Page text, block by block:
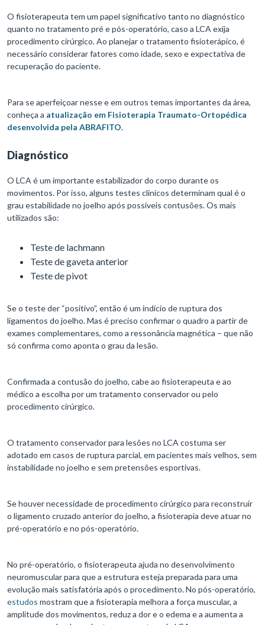
O fisioterapeuta tem um papel significativo tanto no diagnóstico
quanto no tratamento pré e pós-operatório, caso a LCA exija
procedimento cirúrgico. Ao planejar o tratamento fisioterápico, é
necessário considerar fatores como idade, sexo e expectativa de
recuperação do paciente.
Para se aperfeiçoar nesse e em outros temas importantes da área,
conheça a atualização em Fisioterapia Traumato-Ortopédica
desenvolvida pela ABRAFITO.
Diagnóstico
O LCA é um importante estabilizador do corpo durante os
movimentos. Por isso, alguns testes clínicos determinam qual é o
grau estabilidade no joelho após possíveis contusões. Os mais
utilizados são:
Teste de lachmann
Teste de gaveta anterior
Teste de pivot
Se o teste der “positivo”, então é um indício de ruptura dos
ligamentos do joelho. Mas é preciso confirmar o quadro a partir de
exames complementares, como a ressonância magnética – que não
só confirma como aponta o grau da lesão.
Confirmada a contusão do joelho, cabe ao fisioterapeuta e ao
médico a escolha por um tratamento conservador ou pelo
procedimento cirúrgico.
O tratamento conservador para lesões no LCA costuma ser
adotado em casos de ruptura parcial, em pacientes mais velhos, sem
instabilidade no joelho e sem pretensões esportivas.
Se houver necessidade de procedimento cirúrgico para reconstruir
o ligamento cruzado anterior do joelho, a fisioterapia deve atuar no
pré-operatório e no pós-operatório.
No pré-operatório, o fisioterapeuta ajuda no desenvolvimento
neuromuscular para que a estrutura esteja preparada para uma
evolução mais satisfatória após o procedimento. No pós-operatório,
estudos mostram que a fisioterapia melhora a força muscular, a
amplitude dos movimentos, reduz a dor e o edema e a aumenta a